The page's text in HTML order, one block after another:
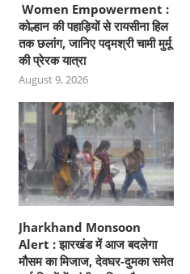
Women Empowerment :
कोल्हान की पहाड़ियों से रायसीना हिल
तक छलांग, जानिए पद्मश्री चामी मुर्मू
की प्रेरक यात्रा
August 9, 2026
Jharkhand Monsoon
Alert : झारखंड में आज बदलेगा
मौसम का मिजाज, देवघर-दुमका समेत